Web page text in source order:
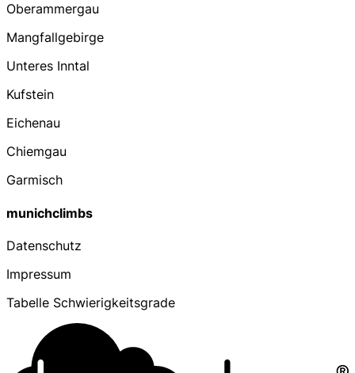
Oberammergau
Mangfallgebirge
Unteres Inntal
Kufstein
Eichenau
Chiemgau
Garmisch
munichclimbs
Datenschutz
Impressum
Tabelle Schwierigkeitsgrade